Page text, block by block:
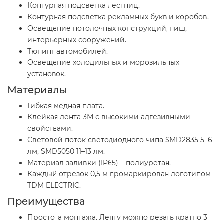
Контурная подсветка лестниц.
Контурная подсветка рекламных букв и коробов.
Освещение потолочных конструкций, ниш,
интерьерных сооружений.
Тюнинг автомобилей.
Освещение холодильных и морозильных
установок.
Материалы
Гибкая медная плата.
Клейкая лента 3М с высокими адгезивными
свойствами.
Световой поток светодиодного чипа SMD2835 5–6
лм, SMD5050 11–13 лм.
Материал заливки (IP65) – полиуретан.
Каждый отрезок 0,5 м промаркирован логотипом
TDM ELECTRIC.
Преимущества
Простота монтажа. Ленту можно резать кратно 3